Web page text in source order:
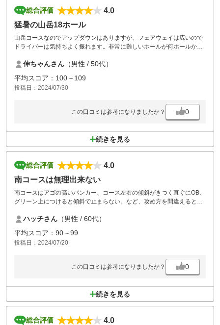
総合評価
4.0
猛暑の山岳18ホール
山岳コースなのでアップダウンはありますが、フェアウェイは広いので
ドライバーは気持ちよく振れます。非常に難しいホールが何ホールかあ
問題なく、カートもナビ付きでコースの半分ぐらいは乗り入れ可。土曜
で10時台のスタート、昼食付きで1万円以下はコスパ抜群です。
伸ちゃんさん （男性 / 50代）
平均スコア：100～109
投稿日：2024/07/30
この口コミは参考になりましたか？ 0
続きを見る
総合評価
4.0
南コースは無理出来ない
南コースはアゴの高いバンカー、コース左右の傾斜がきつく直ぐにOB、
グリーン上につけると傾斜で止まらない。など、攻め方を間違えるとス
ハッチさん （男性 / 60代）
平均スコア：90～99
投稿日：2024/07/20
この口コミは参考になりましたか？ 0
続きを見る
総合評価
4.0